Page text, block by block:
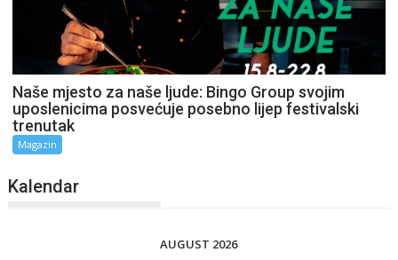
Naše mjesto za naše ljude: Bingo Group svojim
uposlenicima posvećuje posebno lijep festivalski
trenutak
Magazin
Kalendar
AUGUST 2026